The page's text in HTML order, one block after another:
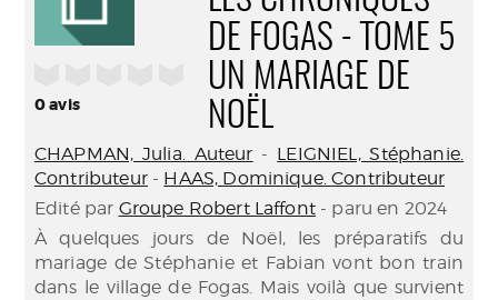
0avis
DE FOGAS - TOME 5
UN MARIAGE DE
NOËL
CHAPMAN, Julia. Auteur - LEIGNIEL, Stéphanie.
Contributeur- HAAS, Dominique. Contributeur
Edité par Groupe Robert Laffont- paru en 2024
À quelques jours de Noël, les préparatifs du
mariage de Stéphanie et Fabian vont bon train
dans le village de Fogas. Mais voilà que survient